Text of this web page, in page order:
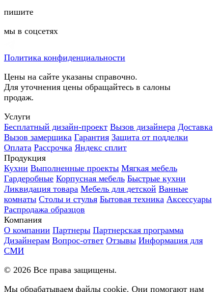
пишите
мы в соцсетях
Политика конфиденциальности
Цены на сайте указаны справочно.
Для уточнения цены обращайтесь в салоны
продаж.
Услуги
Бесплатный дизайн-проект Вызов дизайнера Доставка
Вызов замерщика Гарантия Защита от подделки
Оплата Рассрочка Яндекс сплит
Продукция
Кухни Выполненные проекты Мягкая мебель
Гардеробные Корпусная мебель Быстрые кухни
Ликвидация товара Мебель для детской Ванные
комнаты Столы и стулья Бытовая техника Аксессуары
Распродажа образцов
Компания
О компании Партнеры Партнерская программа
Дизайнерам Вопрос-ответ Отзывы Информация для
СМИ
© 2026 Все права защищены.
Мы обрабатываем файлы cookie. Они помогают нам